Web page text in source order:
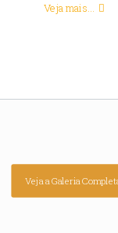
Veja mais...
Veja a Galeria